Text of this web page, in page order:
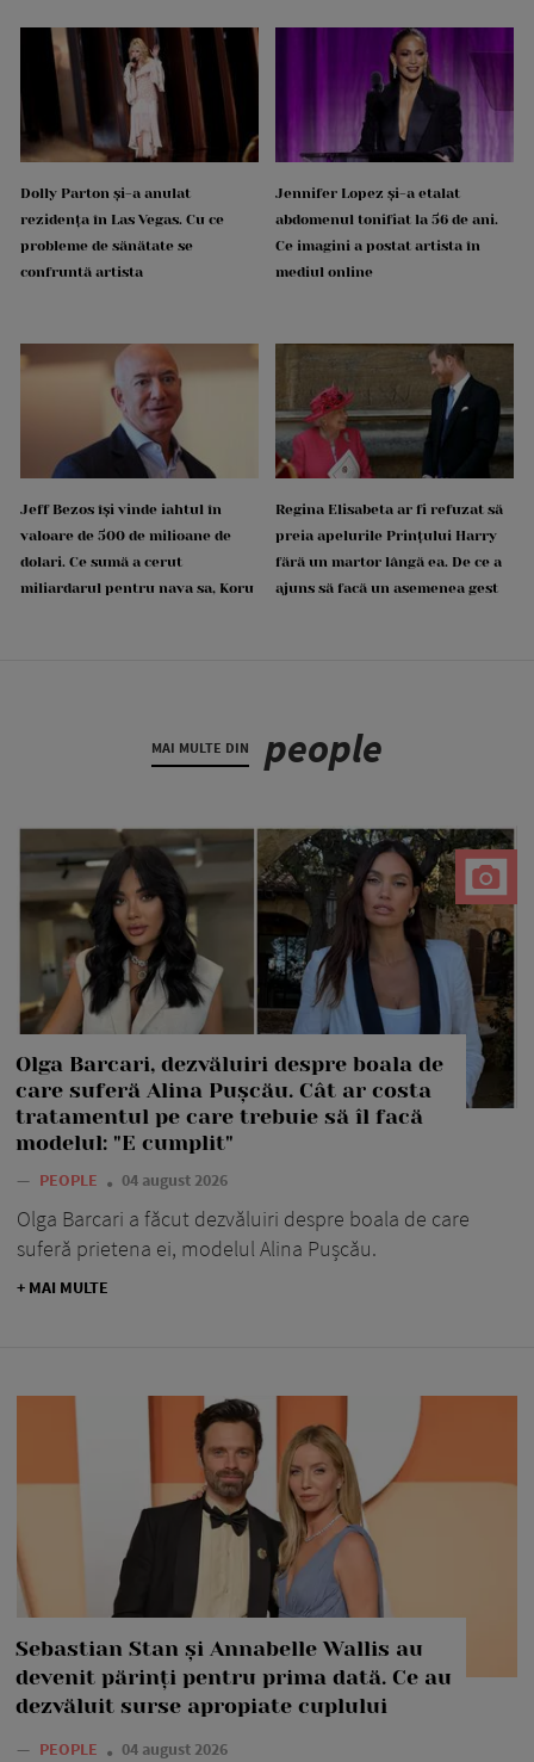
Dolly Parton și-a anulat
rezidența în Las Vegas. Cu ce
probleme de sănătate se
confruntă artista
Jennifer Lopez și-a etalat
abdomenul tonifiat la 56 de ani.
Ce imagini a postat artista în
mediul online
Jeff Bezos își vinde iahtul în
valoare de 500 de milioane de
dolari. Ce sumă a cerut
miliardarul pentru nava sa, Koru
Regina Elisabeta ar fi refuzat să
preia apelurile Prințului Harry
fără un martor lângă ea. De ce a
ajuns să facă un asemenea gest
MAI MULTE DIN people
Olga Barcari, dezvăluiri despre boala de
care suferă Alina Pușcău. Cât ar costa
tratamentul pe care trebuie să îl facă
modelul: "E cumplit"
— PEOPLE 04 august 2026
Olga Barcari a făcut dezvăluiri despre boala de care
suferă prietena ei, modelul Alina Pușcău.
+ MAI MULTE
Sebastian Stan și Annabelle Wallis au
devenit părinți pentru prima dată. Ce au
dezvăluit surse apropiate cuplului
— PEOPLE 04 august 2026